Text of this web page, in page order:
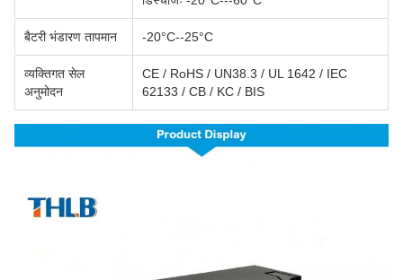
बैटरी भंडारण तापमान -20°C--25°C
व्यक्तिगत सेल
अनुमोदन
CE / RoHS / UN38.3 / UL 1642 / IEC
62133 / CB / KC / BIS